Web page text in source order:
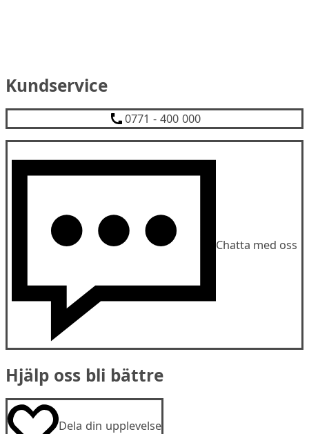
Kundservice
0771 - 400 000
Chatta med oss
Hjälp oss bli bättre
Dela din upplevelse